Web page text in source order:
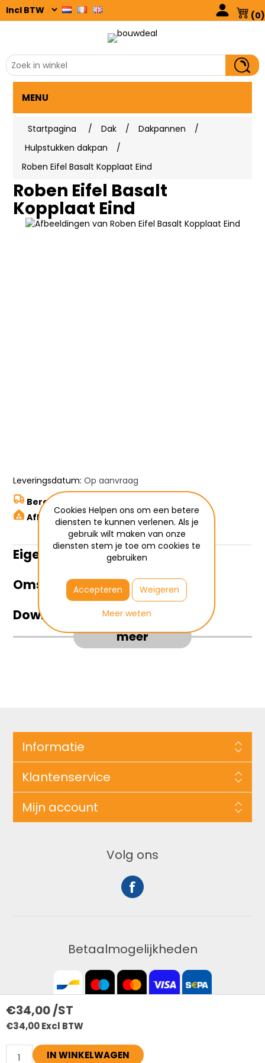
(0)
MENU
Startpagina / Dak / Dakpannen
/
Hulpstukken dakpan
/
Roben Eifel Basalt Kopplaat Eind
Roben Eifel Basalt
Kopplaat Eind
Leveringsdatum: Op aanvraag
€34,00 /ST
€34,00 Excl BTW
IN WINKELWAGEN
Bereken hier de verzendkosten
Afhalen in Wetteren
Eigenschappen
Omschrijving
Downloads
meer
Informatie
Klantenservice
Mijn account
Volg ons
Betaalmogelijkheden
Copyright ; 2026 bouwdeal. Alle rechten voorbehouden
Cookies Helpen ons om een betere
diensten te kunnen verlenen. Als je
gebruik wilt maken van onze
diensten stem je toe om cookies te
gebruiken
Accepteren
Weigeren
Meer weten